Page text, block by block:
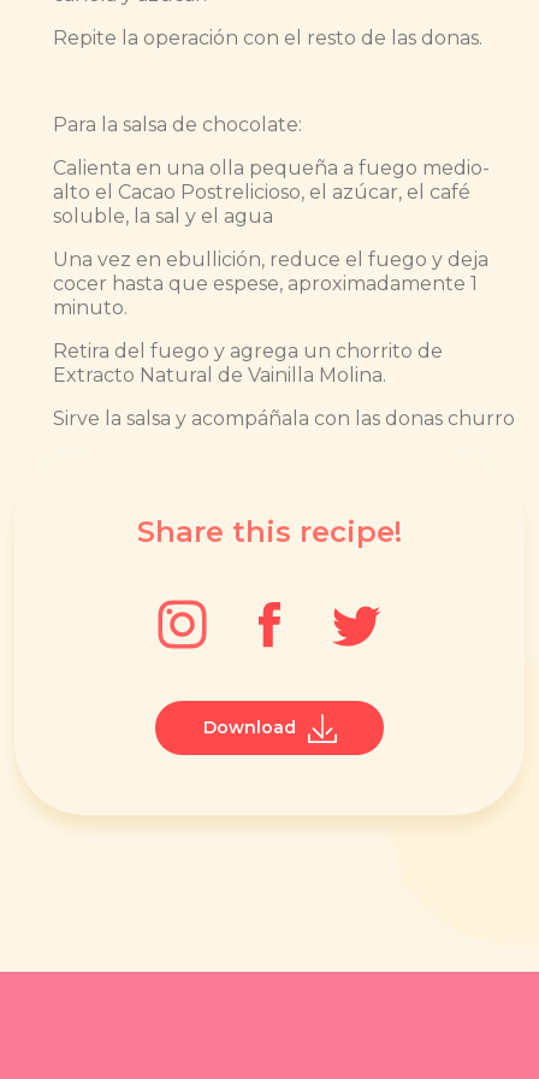
Repite la operación con el resto de las donas.
Para la salsa de chocolate:
Calienta en una olla pequeña a fuego medio-
alto el Cacao Postrelicioso, el azúcar, el café
soluble, la sal y el agua
Una vez en ebullición, reduce el fuego y deja
cocer hasta que espese, aproximadamente 1
minuto.
Retira del fuego y agrega un chorrito de
Extracto Natural de Vainilla Molina.
Sirve la salsa y acompáñala con las donas churro
Share this recipe!
Download